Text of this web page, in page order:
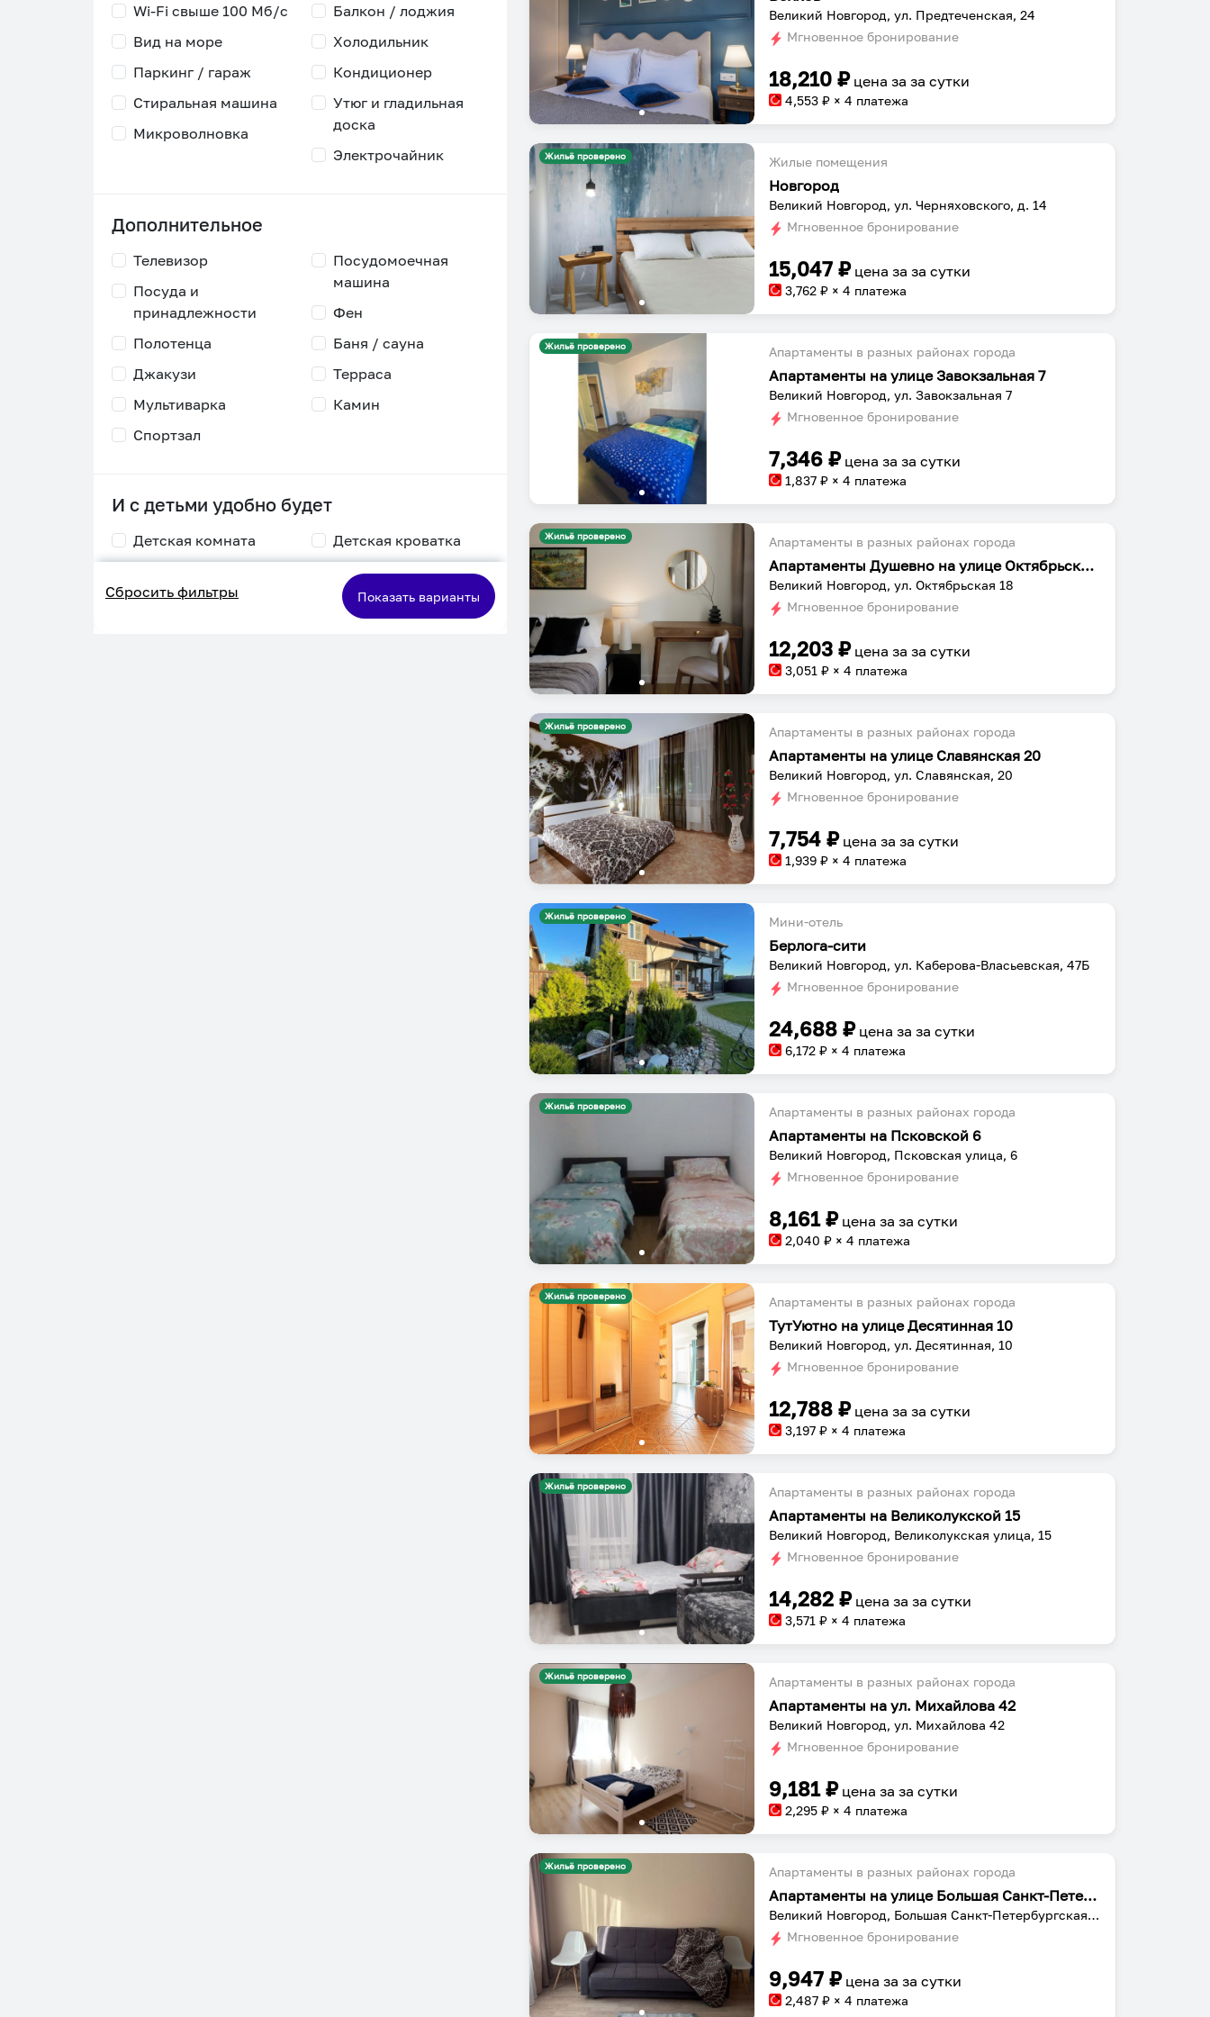
Wi-Fi свыше 100 Мб/с
Балкон / лоджия
Вид на море
Паркинг / гараж
Холодильник
Кондиционер
Стиральная машина
Микроволновка
Утюг и гладильная
доска
Электрочайник
Дополнительное
Телевизор
Посуда и
принадлежности
Посудомоечная
машина
Фен
Полотенца
Джакузи
Баня / сауна
Терраса
Мультиварка
Спортзал
Камин
И с детьми удобно будет
Детская комната
кормления
Детская кроватка
Двухъярусная
кровать
Сбросить фильтры Показать варианты
Великий Новгород, ул. Предтеченская, 24
Мгновенное бронирование
18,210 ₽ цена заза сутки
4,553 ₽ × 4 платежа
Жильё проверено Жилые помещения
Новгород
Великий Новгород, ул. Черняховского, д. 14
Мгновенное бронирование
15,047 ₽ цена заза сутки
3,762 ₽ × 4 платежа
Жильё проверено Апартаменты в разных районах города
Апартаменты на улице Завокзальная 7
Великий Новгород, ул. Завокзальная 7
Мгновенное бронирование
7,346 ₽ цена заза сутки
1,837 ₽ × 4 платежа
Жильё проверено Апартаменты в разных районах города
Апартаменты Душевно на улице Октябрьская 18
Великий Новгород, ул. Октябрьская 18
Мгновенное бронирование
12,203 ₽ цена заза сутки
3,051 ₽ × 4 платежа
Жильё проверено Апартаменты в разных районах города
Апартаменты на улице Славянская 20
Великий Новгород, ул. Славянская, 20
Мгновенное бронирование
7,754 ₽ цена заза сутки
1,939 ₽ × 4 платежа
Жильё проверено Мини-отель
Берлога-сити
Великий Новгород, ул. Каберова-Власьевская, 47Б
Мгновенное бронирование
24,688 ₽ цена заза сутки
6,172 ₽ × 4 платежа
Жильё проверено Апартаменты в разных районах города
Апартаменты на Псковской 6
Великий Новгород, Псковская улица, 6
Мгновенное бронирование
8,161₽ цена заза сутки
2,040 ₽ × 4 платежа
Жильё проверено Апартаменты в разных районах города
ТутУютно на улице Десятинная 10
Великий Новгород, ул. Десятинная, 10
Мгновенное бронирование
12,788 ₽ цена заза сутки
3,197 ₽ × 4 платежа
Жильё проверено Апартаменты в разных районах города
Апартаменты на Великолукской 15
Великий Новгород, Великолукская улица, 15
Мгновенное бронирование
14,282 ₽ цена заза сутки
3,571 ₽ × 4 платежа
Жильё проверено Апартаменты в разных районах города
Апартаменты на ул. Михайлова 42
Великий Новгород, ул. Михайлова 42
Мгновенное бронирование
9,181₽ цена заза сутки
2,295 ₽ × 4 платежа
Жильё проверено Апартаменты в разных районах города
Апартаменты на улице Большая Санкт-Петербургская, 27
Великий Новгород, Большая Санкт-Петербургская улица, 27
Мгновенное бронирование
9,947 ₽ цена заза сутки
2,487 ₽ × 4 платежа